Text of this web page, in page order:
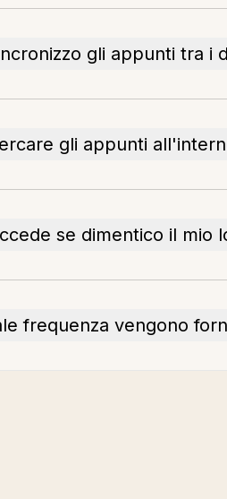
gli appunti tra i
gli appunti
se dimentico il mio
frequenza vengono